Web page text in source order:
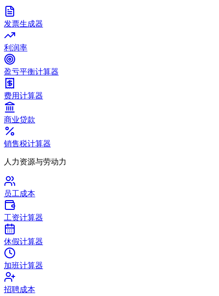
发票生成器
利润率
盈亏平衡计算器
费用计算器
商业贷款
销售税计算器
人力资源与劳动力
员工成本
工资计算器
休假计算器
加班计算器
招聘成本